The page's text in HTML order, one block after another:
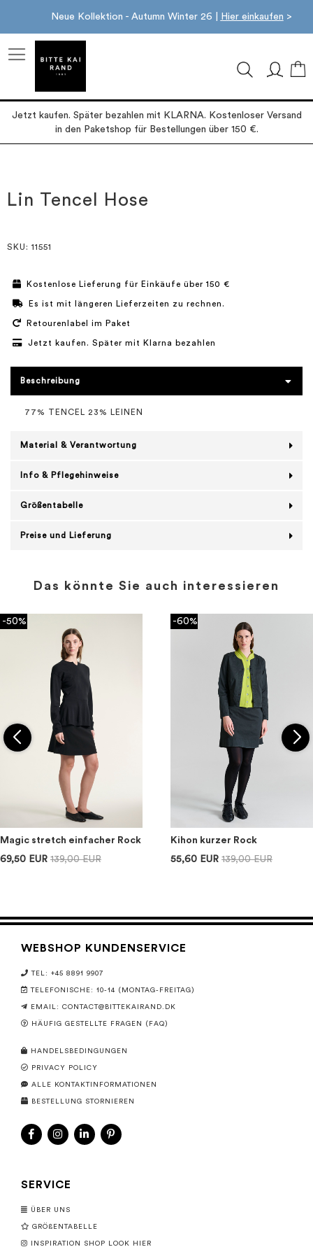
Neue Kollektion - Autumn Winter 26 | Hier einkaufen >
Jetzt kaufen. Später bezahlen mit KLARNA. Kostenloser Versand
in den Paketshop für Bestellungen über 150 €.
der
Bildgalerie
der
Bildgalerie
Lin Tencel Hose
SKU : 11551
Kostenlose Lieferung für Einkäufe über 150 €
Es ist mit längeren Lieferzeiten zu rechnen.
Retourenlabel im Paket
Jetzt kaufen. Später mit Klarna bezahlen
Beschreibung
77% TENCEL 23% LEINEN
Material & Verantwortung
Info & Pflegehinweise
Größentabelle
Preise und Lieferung
Das könnte Sie auch interessieren
-50%
Magic stretch einfacher Rock
69,50 EUR 139,00 EUR
-60%
Kihon kurzer Rock
55,60 EUR 139,00 EUR
WEBSHOP KUNDENSERVICE
TEL: +45 8891 9907
TELEFONISCHE: 10-14 (MONTAG-FREITAG)
EMAIL: CONTACT@BITTEKAIRAND.DK
HÄUFIG GESTELLTE FRAGEN (FAQ)
HANDELSBEDINGUNGEN
PRIVACY POLICY
ALLE KONTAKTINFORMATIONEN
BESTELLUNG STORNIEREN
SERVICE
ÜBER UNS
GRÖßENTABELLE
INSPIRATION SHOP LOOK HIER